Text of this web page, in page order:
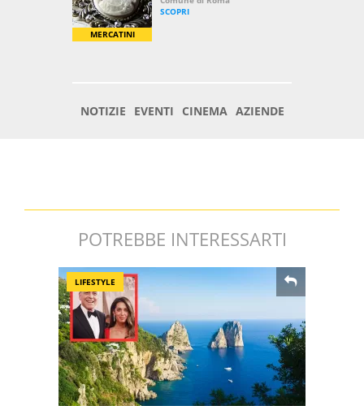
POTREBBE INTERESSARTI
LIFESTYLE